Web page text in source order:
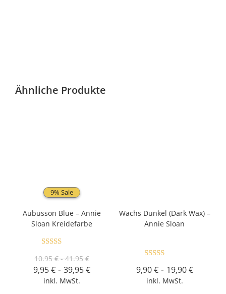
Ähnliche Produkte
9% Sale
Aubusson Blue – Annie
Sloan Kreidefarbe
10.95 € - 41.95 €
9,95€- 39,95€
inkl. MwSt.
Wachs Dunkel (Dark Wax) –
Annie Sloan
5.00
von 5
9,90€- 19,90€
inkl. MwSt.